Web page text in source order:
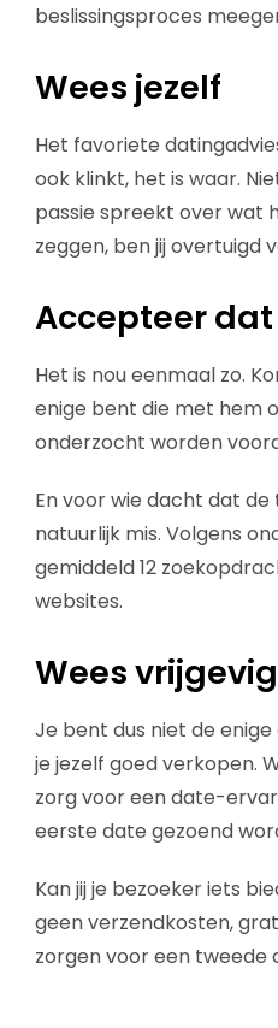
beslissingsproces
Wees jezelf
Het favoriete
ook klinkt, het is waar.
passie spreekt over wat
zeggen, ben jij overtuigd
Accepteer
Het is nou eenmaal zo.
enige bent die met hem
onderzocht worden
En voor wie dacht dat de
natuurlijk mis. Volgens
gemiddeld 12
websites.
Wees
Je bent dus niet de
je jezelf goed verkopen.
zorg voor een date-
eerste date gezoend
Kan jij je bezoeker iets
geen verzendkosten,
zorgen voor een tweede